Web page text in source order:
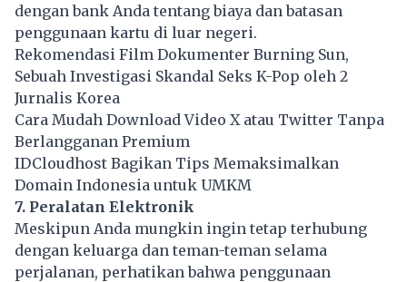
dengan bank Anda tentang biaya dan batasan
penggunaan kartu di luar negeri.
Rekomendasi Film Dokumenter Burning Sun,
Sebuah Investigasi Skandal Seks K-Pop oleh 2
Jurnalis Korea
Cara Mudah Download Video X atau Twitter Tanpa
Berlangganan Premium
IDCloudhost Bagikan Tips Memaksimalkan
Domain Indonesia untuk UMKM
7. Peralatan Elektronik
Meskipun Anda mungkin ingin tetap terhubung
dengan keluarga dan teman-teman selama
perjalanan, perhatikan bahwa penggunaan